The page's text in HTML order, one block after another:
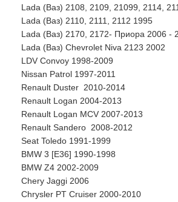
Lada (Ваз) 2108, 2109, 21099, 2114,
Lada (Ваз) 2110, 2111, 2112 1995
Lada (Ваз) 2170, 2172- Приора 2006 -
Lada (Ваз) Chevrolet Niva 2123 2002
LDV Convoy 1998-2009
Nissan Patrol 1997-2011
Renault Duster 2010-2014
Renault Logan 2004-2013
Renault Logan MCV 2007-2013
Renault Sandero 2008-2012
Seat Toledo 1991-1999
BMW 3 [E36] 1990-1998
BMW Z4 2002-2009
Chery Jaggi 2006
Chrysler PT Cruiser 2000-2010